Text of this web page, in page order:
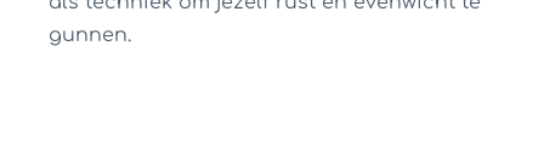
gunnen.